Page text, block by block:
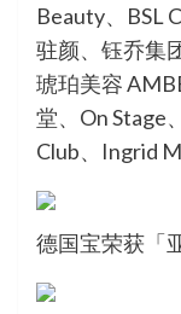
Beauty、BSL
驻颜、钰乔集
琥珀美容
堂、On Stage
Club、Ingrid
德国宝荣获「